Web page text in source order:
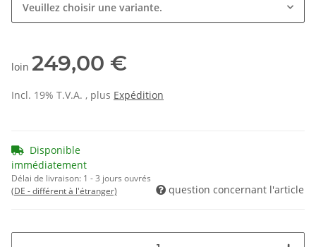
Veuillez choisir une variante.
loin 249,00 €
Incl. 19% T.V.A. , plus Expédition
Disponible
immédiatement
Délai de livraison: 1 - 3 jours ouvrés
(DE - différent à l'étranger)
question concernant l'article